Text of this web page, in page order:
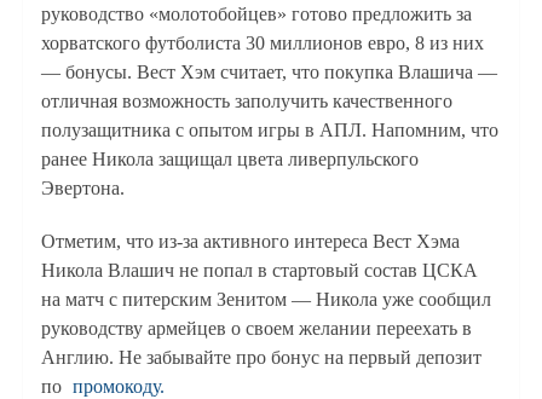
руководство «молотобойцев» готово предложить за
хорватского футболиста 30 миллионов евро, 8 из них
— бонусы. Вест Хэм считает, что покупка Влашича —
отличная возможность заполучить качественного
полузащитника с опытом игры в АПЛ. Напомним, что
ранее Никола защищал цвета ливерпульского
Эвертона.
Отметим, что из-за активного интереса Вест Хэма
Никола Влашич не попал в стартовый состав ЦСКА
на матч с питерским Зенитом — Никола уже сообщил
руководству армейцев о своем желании переехать в
Англию. Не забывайте про бонус на первый депозит
по промокоду.